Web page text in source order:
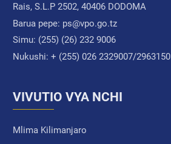
Rais, S.L.P 2502, 40406 DODOMA
Barua pepe: ps@vpo.go.tz
Simu: (255) (26) 232 9006
Nukushi: + (255) 026 2329007/2963150
VIVUTIO VYA NCHI
Mlima Kilimanjaro